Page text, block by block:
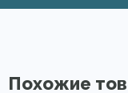
Похожие